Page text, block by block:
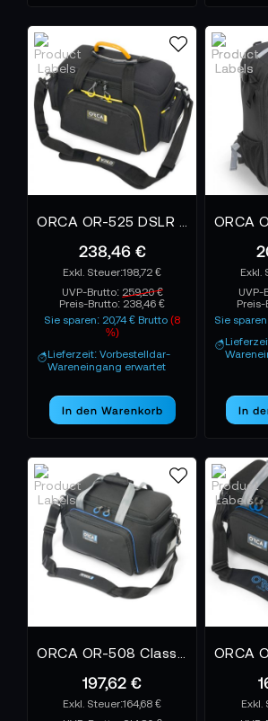
238,46 €
198,72 €
UVP-Brutto: 259,20 €
Preis-Brutto: 238,46 €
Sie sparen: 20,74 € Brutto(8
%)
Lieferzeit: Vorbestelldar-
Wareneingang erwartet
In den Warenkorb
UVP-
Sie
In
197,62 €
164,68 €